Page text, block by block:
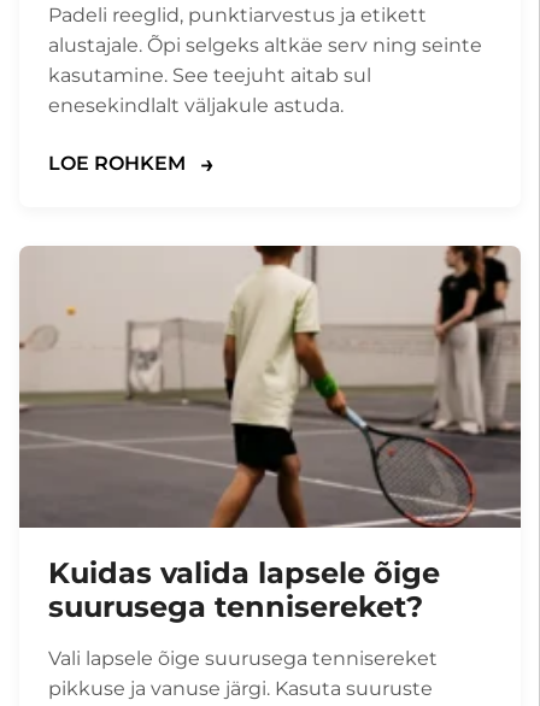
Padeli reeglid, punktiarvestus ja etikett
alustajale. Õpi selgeks altkäe serv ning seinte
kasutamine. See teejuht aitab sul
enesekindlalt väljakule astuda.
LOE ROHKEM
Kuidas valida lapsele õige
suurusega tennisereket?
Vali lapsele õige suurusega tennisereket
pikkuse ja vanuse järgi. Kasuta suuruste